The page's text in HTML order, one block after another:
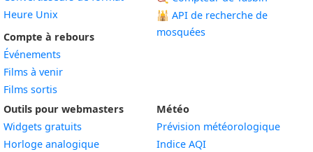
Heure Unix
Compte à rebours
Événements
Films à venir
Films sortis
🕌 API de recherche de
mosquées
Outils pour webmasters
Widgets gratuits
Horloge analogiqueWidget
Météo
Prévision météorologique
Indice AQI